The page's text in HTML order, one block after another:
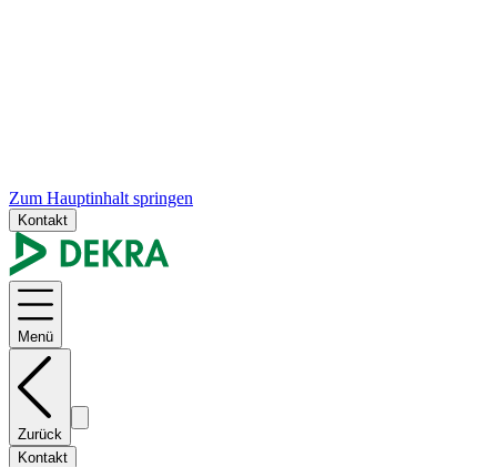
Zum Hauptinhalt springen
Kontakt
Menü
Zurück
Kontakt